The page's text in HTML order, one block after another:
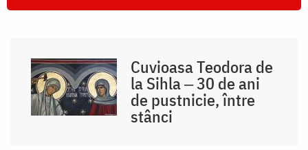
Cuvioasa Teodora de
la Sihla ‒ 30 de ani
de pustnicie, între
stânci